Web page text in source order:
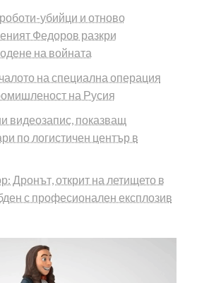
убийци и отново
Федоров разкри
на войната
на специална операция
на Русия
видеозапис, показващ
по логистичен център в
Дронът, открит на летището в
с професионален експлозив